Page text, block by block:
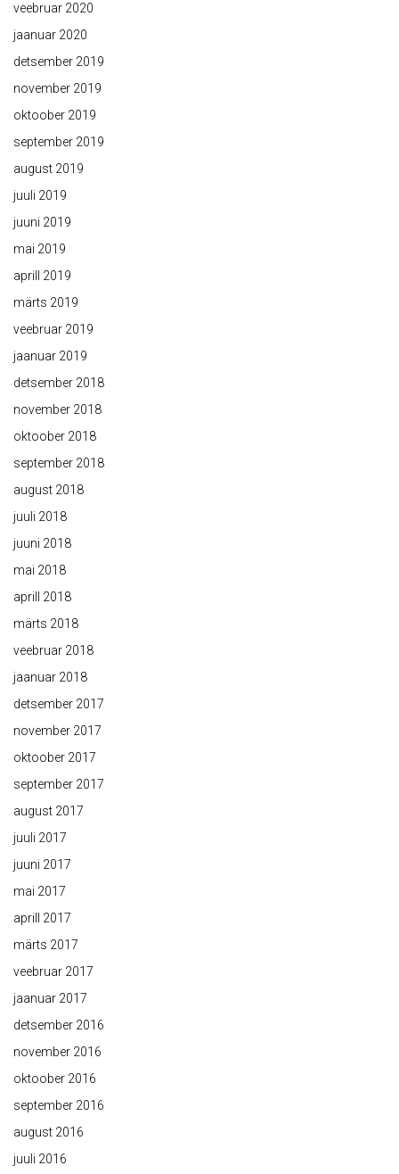
veebruar 2020
jaanuar 2020
detsember 2019
november 2019
oktoober 2019
september 2019
august 2019
juuli 2019
juuni 2019
mai 2019
aprill 2019
märts 2019
veebruar 2019
jaanuar 2019
detsember 2018
november 2018
oktoober 2018
september 2018
august 2018
juuli 2018
juuni 2018
mai 2018
aprill 2018
märts 2018
veebruar 2018
jaanuar 2018
detsember 2017
november 2017
oktoober 2017
september 2017
august 2017
juuli 2017
juuni 2017
mai 2017
aprill 2017
märts 2017
veebruar 2017
jaanuar 2017
detsember 2016
november 2016
oktoober 2016
september 2016
august 2016
juuli 2016